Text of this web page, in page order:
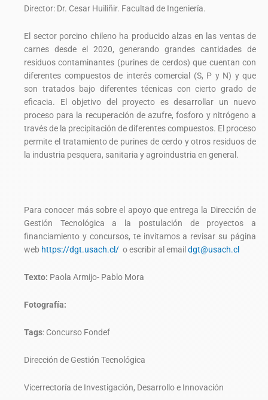
Director: Dr. Cesar Huiliñir. Facultad de Ingeniería.
El sector porcino chileno ha producido alzas en las ventas de
carnes desde el 2020, generando grandes cantidades de
residuos contaminantes (purines de cerdos) que cuentan con
diferentes compuestos de interés comercial (S, P y N) y que
son tratados bajo diferentes técnicas con cierto grado de
eficacia. El objetivo del proyecto es desarrollar un nuevo
proceso para la recuperación de azufre, fosforo y nitrógeno a
través de la precipitación de diferentes compuestos. El proceso
permite el tratamiento de purines de cerdo y otros residuos de
la industria pesquera, sanitaria y agroindustria en general.
Para conocer más sobre el apoyo que entrega la Dirección de
Gestión Tecnológica a la postulación de proyectos a
financiamiento y concursos, te invitamos a revisar su página
web https://dgt.usach.cl/ o escribir al email dgt@usach.cl
Texto: Paola Armijo- Pablo Mora
Fotografía:
Tags: Concurso Fondef
Dirección de Gestión Tecnológica
Vicerrectoría de Investigación, Desarrollo e Innovación